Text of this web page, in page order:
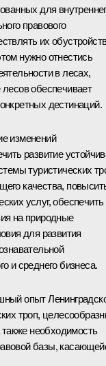
для
правового
их
нужно отнестись
в лесах,
обеспечивает
дестинаций.
изменений
развитие
туристических
качества,
услуг, обеспечить
на природные
для развития
и среднего бизнеса.
опыт
троп,
также необходимость
базы,